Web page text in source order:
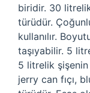
biridir. 30
türüdür.
kullanılır.
taşıyabilir. 5
5 litrelik şişenin
jerry can fıçı,